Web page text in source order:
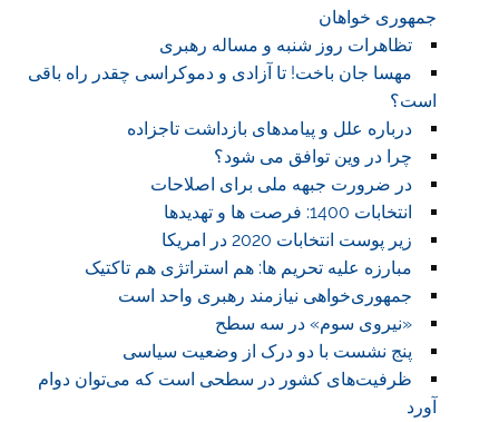
جمهوری خواهان
تظاهرات روز شنبه و مساله رهبری
مهسا جان باخت! تا آزادی و دموکراسی چقدر راه باقی
است؟
درباره علل و پیامدهای بازداشت تاجزاده
چرا در وین توافق می شود؟
در ضرورت جبهه ملی برای اصلاحات
انتخابات 1400: فرصت ها و تهدیدها
زیر پوست انتخابات 2020 در امریکا
مبارزه علیه تحریم ها: هم استراتژی هم تاکتیک
جمهوری‌خواهی نیازمند رهبری واحد است
«نیروی سوم» در سه سطح
پنج نشست با دو درک از وضعیت سیاسی
ظرفیت‌های کشور در سطحی است که می‌توان دوام
آورد